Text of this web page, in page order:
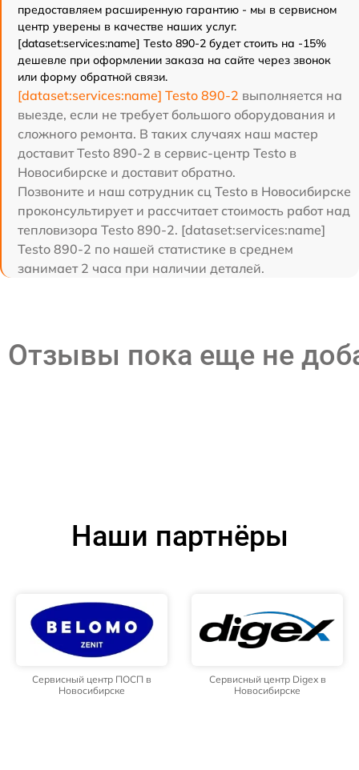
предоставляем расширенную гарантию - мы в сервисном
центр уверены в качестве наших услуг.
[dataset:services:name] Testo 890-2 будет стоить на -15%
дешевле при оформлении заказа на сайте через звонок
или форму обратной связи.
[dataset:services:name] Testo 890-2 выполняется на
выезде, если не требует большого оборудования и
сложного ремонта. В таких случаях наш мастер
доставит Testo 890-2 в сервис-центр Testo в
Новосибирске и доставит обратно.
Позвоните и наш сотрудник сц Testo в Новосибирске
проконсультирует и рассчитает стоимость работ над
тепловизора Testo 890-2. [dataset:services:name]
Testo 890-2 по нашей статистике в среднем
занимает 2 часа при наличии деталей.
Отзывы пока еще не
Наши партнёры
Сервисный центр ПОСП в
Новосибирске
Сервисный центр Digex в
Новосибирске